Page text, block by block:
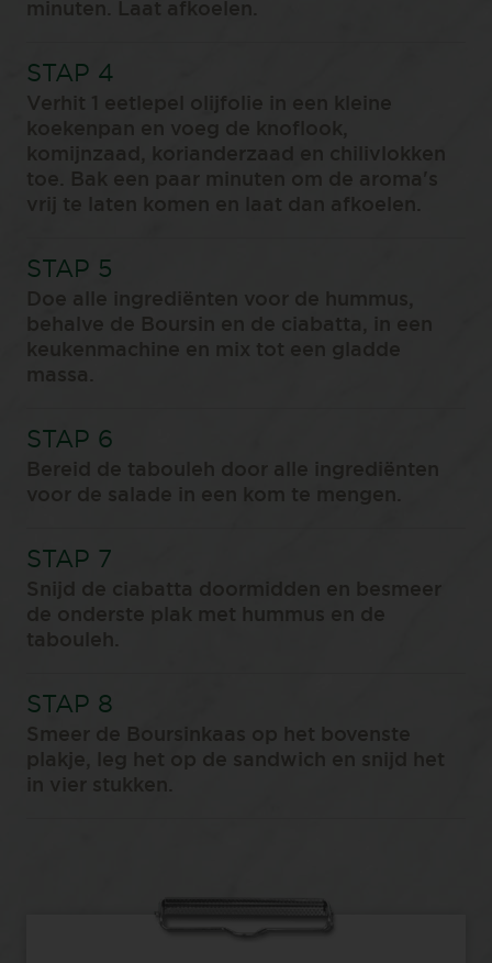
minuten. Laat afkoelen.
Verhit 1 eetlepel olijfolie in een kleine
koekenpan en voeg de knoflook,
komijnzaad, korianderzaad en chilivlokken
toe. Bak een paar minuten om de aroma's
vrij te laten komen en laat dan afkoelen.
Doe alle ingrediënten voor de hummus,
behalve de Boursin en de ciabatta, in een
keukenmachine en mix tot een gladde
massa.
Bereid de tabouleh door alle ingrediënten
voor de salade in een kom te mengen.
Snijd de ciabatta doormidden en besmeer
de onderste plak met hummus en de
tabouleh.
Smeer de Boursinkaas op het bovenste
plakje, leg het op de sandwich en snijd het
in vier stukken.